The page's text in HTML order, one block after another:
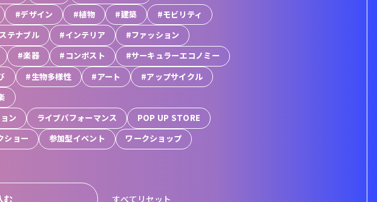
#デザイン #植物 #建築
#モビリティ
テナブル #インテリア
#ファッション
#楽器 #コンポスト
#サーキュラーエコノミー
#生物多様性 #アート
#アップサイクル
ン ライブパフォーマンス
POP UP STORE
ショー 参加型イベント ワークショップ
すべてリセット